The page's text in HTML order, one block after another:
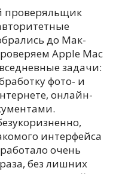
проверяльщик
до Мак-
Apple Mac
задачи:
фото- и
онлайн-
интерфейса
очень
без лишних